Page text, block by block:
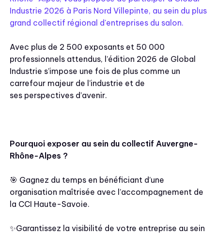
Industrie 2026 à Paris Nord Villepinte, au sein du plus
grand collectif régional d'entreprises du salon.
Avec plus de 2 500 exposants et 50 000
professionnels attendus, l’édition 2026 de Global
Industrie s’impose une fois de plus comme un
carrefour majeur de l’industrie et de
ses perspectives d’avenir.
Pourquoi exposer au sein du collectif Auvergne-
Rhône-Alpes ?
🎯 Gagnez du temps en bénéficiant d’une
organisation maîtrisée avec l’accompagnement de
la CCI Haute-Savoie.
✨Garantissez la visibilité de votre entreprise au sein